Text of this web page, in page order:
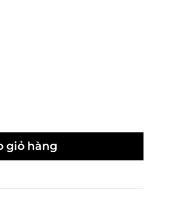
giỏ hàng